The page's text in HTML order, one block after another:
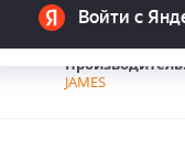
JAMES